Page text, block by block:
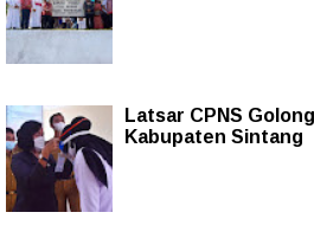
Latsar CPNS
Kabupaten Sintang